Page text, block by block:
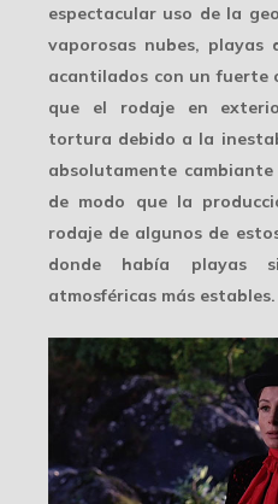
espectacular uso de la
vaporosas nubes,
acantilados con un fuerte
que el rodaje en
tortura debido a la
absolutamente
de modo que la
rodaje de algunos de
donde había playas
atmosféricas más estables.